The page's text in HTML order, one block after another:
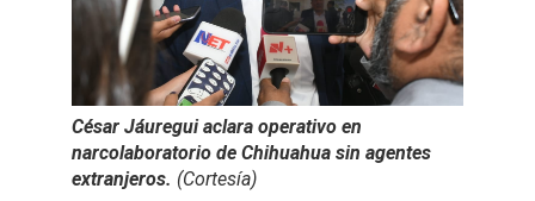
César Jáuregui aclara operativo en
narcolaboratorio de Chihuahua sin agentes
extranjeros. (Cortesía)